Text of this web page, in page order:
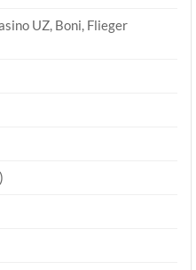
UZ, Boni, Flieger